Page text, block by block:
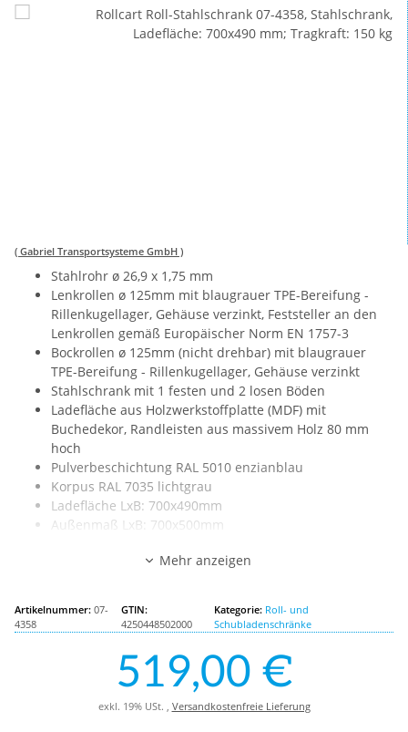
( Gabriel Transportsysteme GmbH )
Stahlrohr ø 26,9 x 1,75 mm
Lenkrollen ø 125mm mit blaugrauer TPE-Bereifung -
Rillenkugellager, Gehäuse verzinkt, Feststeller an den
Lenkrollen gemäß Europäischer Norm EN 1757-3
Bockrollen ø 125mm (nicht drehbar) mit blaugrauer
TPE-Bereifung - Rillenkugellager, Gehäuse verzinkt
Stahlschrank mit 1 festen und 2 losen Böden
Ladefläche aus Holzwerkstoffplatte (MDF) mit
Buchedekor, Randleisten aus massivem Holz 80 mm
hoch
Pulverbeschichtung RAL 5010 enzianblau
Korpus RAL 7035 lichtgrau
Ladefläche LxB: 700x490mm
Außenmaß LxB: 700x500mm
Mehr anzeigen
Artikelnummer: 07-
4358
GTIN:
4250448502000
Kategorie: Roll- und
Schubladenschränke
519,00 €
exkl. 19% USt. , Versandkostenfreie Lieferung